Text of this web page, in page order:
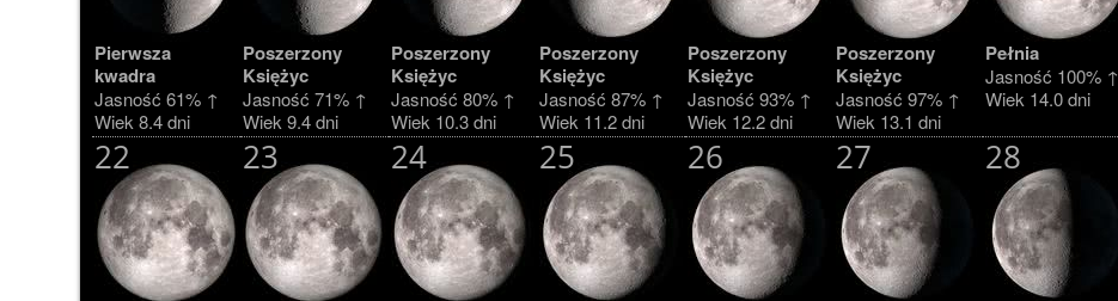
Pierwsza
kwadra
Jasność 61% ↑
Wiek 8.4 dni
Poszerzony
Księżyc
Jasność 71% ↑
Wiek 9.4 dni
Poszerzony
Księżyc
Jasność 80% ↑
Wiek 10.3 dni
Poszerzony
Księżyc
Jasność 87% ↑
Wiek 11.2 dni
Poszerzony
Księżyc
Jasność 93% ↑
Wiek 12.2 dni
Poszerzony
Księżyc
Jasność 97% ↑
Wiek 13.1 dni
Pełnia
Jasność 100% ↑
Wiek 14.0 dni
22 23 24 25 26 27 28